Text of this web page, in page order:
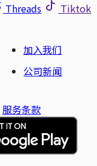
Threads
Tiktok
加入我们
公司新闻
服务条款